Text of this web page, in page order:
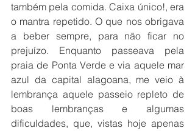
também pela comida. Caixa único!, era
o mantra repetido. O que nos obrigava
a beber sempre, para não ficar no
prejuízo. Enquanto passeava pela
praia de Ponta Verde e via aquele mar
azul da capital alagoana, me veio à
lembrança aquele passeio repleto de
boas lembranças e algumas
dificuldades, que, vistas hoje apenas